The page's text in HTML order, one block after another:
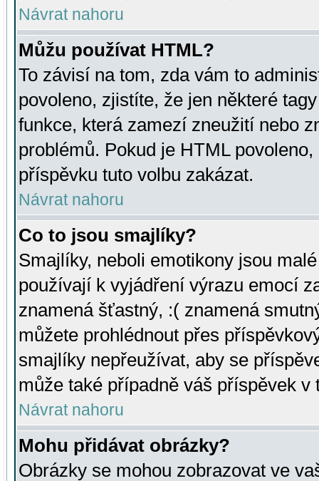
Návrat nahoru
Můžu používat HTML?
To závisí na tom, zda vám to
povoleno, zjistíte, že jen některé
funkce, která zamezí zneužití nebo
problémů. Pokud je HTML
příspěvku tuto volbu zakázat.
Návrat nahoru
Co to jsou smajlíky?
Smajlíky, neboli emotikony jsou
používají k vyjádření výrazu emocí
znamená šťastný, :( znamená
můžete prohlédnout přes
smajlíky nepřeužívat, aby se
může také případně váš příspěvek v
Návrat nahoru
Mohu přidávat obrázky?
Obrázky se mohou zobrazovat ve